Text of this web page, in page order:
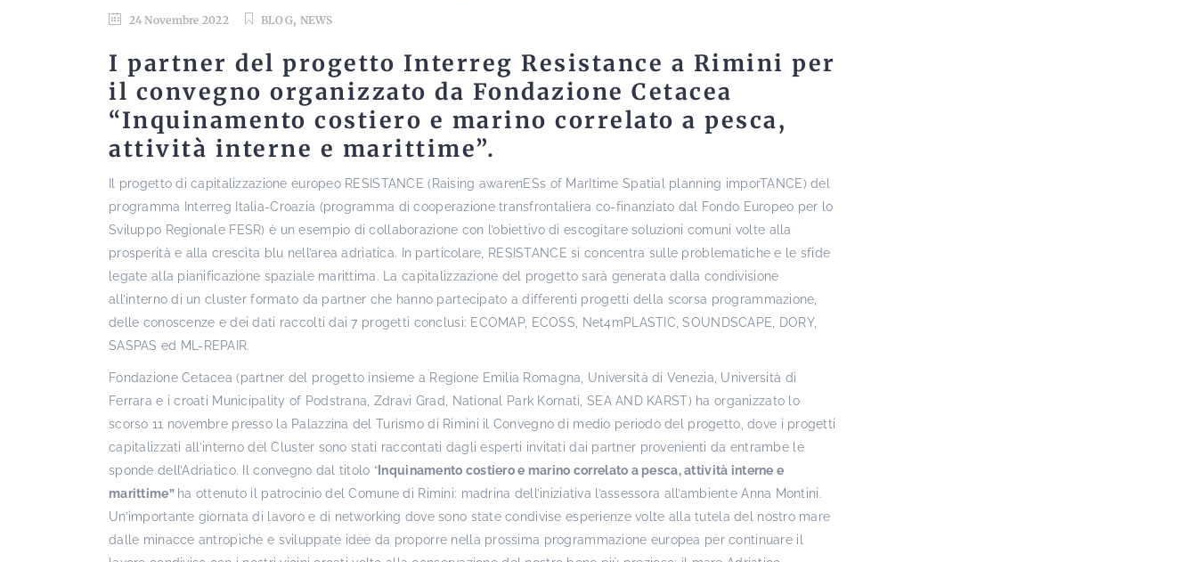
24 Novembre 2022 BLOG, NEWS
I partner del progetto Interreg Resistance a Rimini per
il convegno organizzato da Fondazione Cetacea
“Inquinamento costiero e marino correlato a pesca,
attività interne e marittime”.
Il progetto di capitalizzazione europeo RESISTANCE (Raising awarenESs of MarItime Spatial planning imporTANCE) del
programma Interreg Italia-Croazia (programma di cooperazione transfrontaliera co-finanziato dal Fondo Europeo per lo
Sviluppo Regionale FESR) è un esempio di collaborazione con l’obiettivo di escogitare soluzioni comuni volte alla
prosperità e alla crescita blu nell’area adriatica. In particolare, RESISTANCE si concentra sulle problematiche e le sfide
legate alla pianificazione spaziale marittima. La capitalizzazione del progetto sarà generata dalla condivisione
all’interno di un cluster formato da partner che hanno partecipato a differenti progetti della scorsa programmazione,
delle conoscenze e dei dati raccolti dai 7 progetti conclusi: ECOMAP, ECOSS, Net4mPLASTIC, SOUNDSCAPE, DORY,
SASPAS ed ML-REPAIR.
Fondazione Cetacea (partner del progetto insieme a Regione Emilia Romagna, Università di Venezia, Università di
Ferrara e i croati Municipality of Podstrana, Zdravi Grad, National Park Kornati, SEA AND KARST) ha organizzato lo
scorso 11 novembre presso la Palazzina del Turismo di Rimini il Convegno di medio periodo del progetto, dove i progetti
capitalizzati all’interno del Cluster sono stati raccontati dagli esperti invitati dai partner provenienti da entrambe le
sponde dell’Adriatico. Il convegno dal titolo “ Inquinamento costiero e marino correlato a pesca, attività interne e
marittime” ha ottenuto il patrocinio del Comune di Rimini: madrina dell’iniziativa l’assessora all’ambiente Anna Montini.
Un’importante giornata di lavoro e di networking dove sono state condivise esperienze volte alla tutela del nostro mare
dalle minacce antropiche e sviluppate idee da proporre nella prossima programmazione europea per continuare il